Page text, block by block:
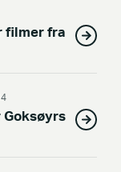
filmer fra